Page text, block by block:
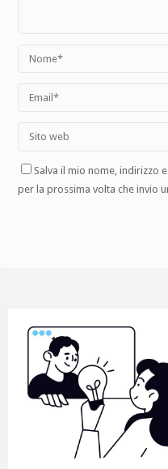
Salva il mio nome, indirizzo
per la prossima volta che invio